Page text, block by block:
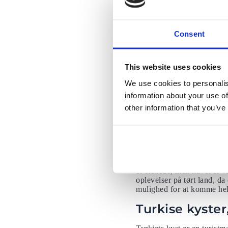
Consent
This website uses cookies
We use cookies to
information about your use
other information that
Vinter er en farverig
temperaturer, der når
° C med mindst seks
Espana og Real Alcazar
fra et kraftigt regnvejr.
Setas.
Madeira, Portugals
subtropiske klima. Milde
oplevelser på tørt land,
mulighed for at komme
Turkise